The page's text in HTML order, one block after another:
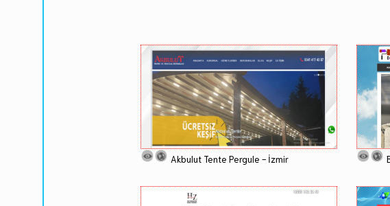
Akbulut Tente Pergule - İzmir